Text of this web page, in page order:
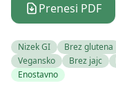
Prenesi PDF
Nizek GI Brez glutena
Vegansko
Brez jajc
Enostavno